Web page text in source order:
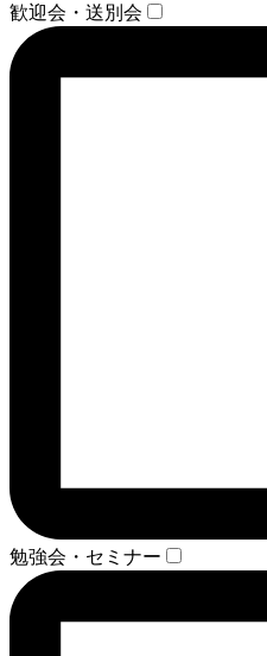
歓迎会・送別会
勉強会・セミナー